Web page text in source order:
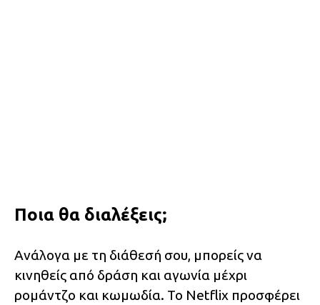
Ποια θα διαλέξεις;
Ανάλογα με τη διάθεσή σου, μπορείς να
κινηθείς από δράση και αγωνία μέχρι
ρομάντζο και κωμωδία. Το Netflix προσφέρει